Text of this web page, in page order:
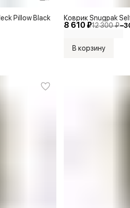
Pillow Black
8 610 ₽12 300 ₽−
Коврик Snugpak
В корзину